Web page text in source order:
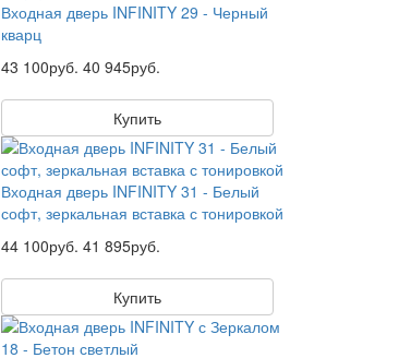
Входная дверь INFINITY 29 - Черный
кварц
43 100руб. 40 945руб.
Купить
Входная дверь INFINITY 31 - Белый
софт, зеркальная вставка с тонировкой
44 100руб. 41 895руб.
Купить